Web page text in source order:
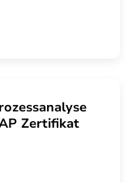
Zertifikat